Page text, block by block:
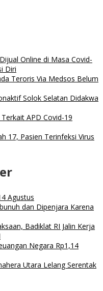
Online di Masa Covid-
Diri
Teroris Via Medsos Belum
Solok Selatan Didakwa
APD Covid-19
17, Pasien Terinfeksi Virus
Agustus
dan Dipenjara Karena
Badiklat RI Jalin Kerja
Negara Rp1,14
Utara Lelang Serentak